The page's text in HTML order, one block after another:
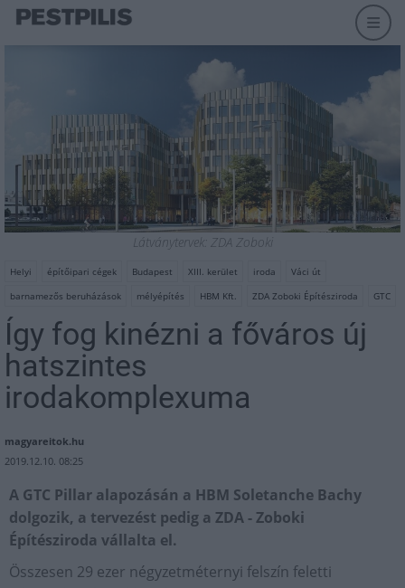
Látványtervek: ZDA Zoboki
Helyi építőipari cégek Budapest XIII. kerület iroda
Váci út
barnamezős beruházások
mélyépítés HBM Kft. ZDA Zoboki Építésziroda GTC
Így fog kinézni a főváros új
hatszintes
irodakomplexuma
magyareitok.hu
2019.12.10. 08:25
A GTC Pillar alapozásán a HBM Soletanche Bachy
dolgozik, a tervezést pedig a ZDA - Zoboki
Építésziroda vállalta el.
Összesen 29 ezer négyzetméternyi felszín feletti